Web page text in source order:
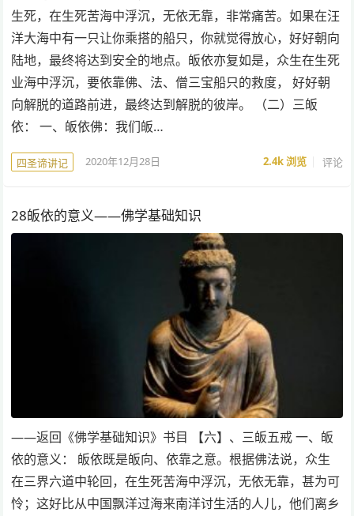
生死，在生死苦海中浮沉，无依无靠，非常痛苦。如果在汪
洋大海中有一只让你乘搭的船只，你就觉得放心，好好朝向
陆地，最终将达到安全的地点。皈依亦复如是，众生在生死
业海中浮沉，要依靠佛、法、僧三宝船只的救度， 好好朝
向解脱的道路前进，最终达到解脱的彼岸。 （二）三皈
依： 一、皈依佛：我们皈…
四圣谛讲记 2020年12月28日 2.4k浏览 评论
28皈依的意义——佛学基础知识
——返回《佛学基础知识》书目 【六】、三皈五戒 一、皈
依的意义： 皈依既是皈向、依靠之意。根据佛法说，众生
在三界六道中轮回，在生死苦海中浮沉，无依无靠，甚为可
怜；这好比从中国飘洋过海来南洋讨生活的人儿，他们离乡